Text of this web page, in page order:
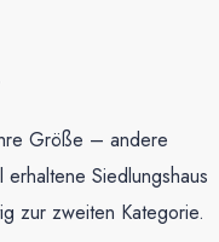
Größe – andere
Siedlungshaus
zur zweiten Kategorie.